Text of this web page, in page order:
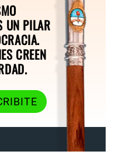
UN PILAR
CREEN